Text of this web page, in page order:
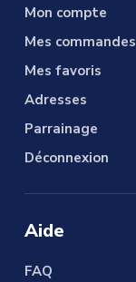
Mon compte
Mes commandes
Mes favoris
Adresses
Parrainage
Déconnexion
Aide
FAQ